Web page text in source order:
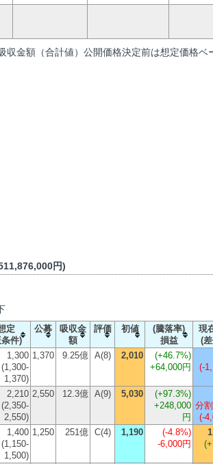
収金額（合計値）公開価格決定前は想定価格ベ
円)
定
件)
公募
吸収金
額
評価 初値
(騰落率)
損益
現
(
1,300
(1,300-
1,370)
1,370 9.25億 A(8) 2,010 (+46.7%)
+64,000円
(-
2,210
(2,350-
2,550)
2,550 12.3億 A(9) 5,030 (+97.3%)
+248,000
円
分
(-
1,400
(1,150-
1,500)
1,250 251億 C(4) 1,190 (-4.8%)
-6,000円